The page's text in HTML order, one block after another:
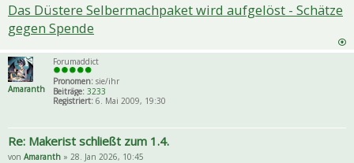
Das Düstere Selbermachpaket wird aufgelöst - Schätze
gegen Spende
Amaranth
Forumaddict
Pronomen: sie/ihr
Beiträge: 3233
Registriert: 6. Mai 2009, 19:30
Re: Makerist schließt zum 1.4.
von Amaranth » 28. Jan 2026, 10:45